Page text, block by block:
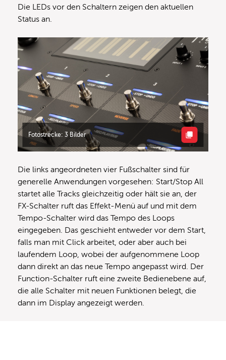
Die LEDs vor den Schaltern zeigen den aktuellen
Status an.
Fotostrecke: 3 Bilder
Die links angeordneten vier Fußschalter sind für
generelle Anwendungen vorgesehen: Start/Stop All
startet alle Tracks gleichzeitig oder hält sie an, der
FX-Schalter ruft das Effekt-Menü auf und mit dem
Tempo-Schalter wird das Tempo des Loops
eingegeben. Das geschieht entweder vor dem Start,
falls man mit Click arbeitet, oder aber auch bei
laufendem Loop, wobei der aufgenommene Loop
dann direkt an das neue Tempo angepasst wird. Der
Function-Schalter ruft eine zweite Bedienebene auf,
die alle Schalter mit neuen Funktionen belegt, die
dann im Display angezeigt werden.